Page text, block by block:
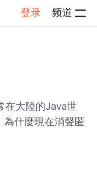
登录 频道
在大陸的Java世
什麼現在消聲匿